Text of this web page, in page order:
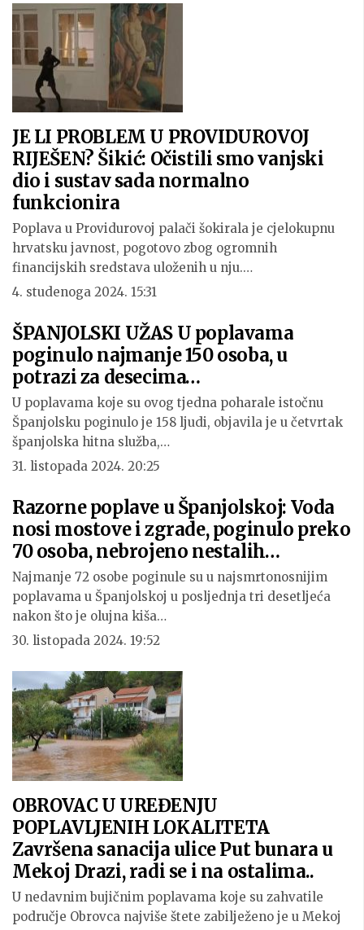
JE LI PROBLEM U PROVIDUROVOJ
RIJEŠEN? Šikić: Očistili smo vanjski
dio i sustav sada normalno
funkcionira
Poplava u Providurovoj palači šokirala je cjelokupnu
hrvatsku javnost, pogotovo zbog ogromnih
financijskih sredstava uloženih u nju.…
4. studenoga 2024. 15:31
ŠPANJOLSKI UŽAS U poplavama
poginulo najmanje 150 osoba, u
potrazi za desecima…
U poplavama koje su ovog tjedna poharale istočnu
Španjolsku poginulo je 158 ljudi, objavila je u četvrtak
španjolska hitna služba,…
31. listopada 2024. 20:25
Razorne poplave u Španjolskoj: Voda
nosi mostove i zgrade, poginulo preko
70 osoba, nebrojeno nestalih…
Najmanje 72 osobe poginule su u najsmrtonosnijim
poplavama u Španjolskoj u posljednja tri desetljeća
nakon što je olujna kiša…
30. listopada 2024. 19:52
OBROVAC U UREĐENJU
POPLAVLJENIH LOKALITETA
Završena sanacija ulice Put bunara u
Mekoj Drazi, radi se i na ostalima..
U nedavnim bujičnim poplavama koje su zahvatile
područje Obrovca najviše štete zabilježeno je u Mekoj